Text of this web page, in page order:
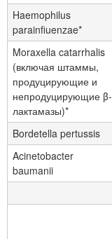
Haemophilus
parainfiuenzae*
Moraxella catarrhalis
(включая штаммы,
продуцирующие и
непродуцирующие β-
лактамазы)*
Bordetella pertussis
Acinetobacter
baumanii